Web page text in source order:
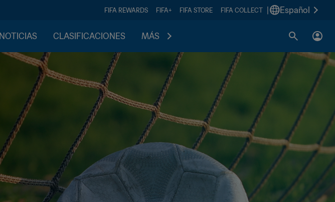
FIFA REWARDS FIFA+ FIFA STORE FIFA COLLECT Español
NOTICIAS CLASIFICACIONES MÁS